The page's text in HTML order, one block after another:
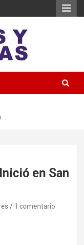
en San
1 comentario